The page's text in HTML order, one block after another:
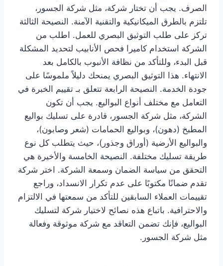
الصرف. يجب أن تختار شركة، مثل شركة الجسور،
تلتزم بالطرق الميكانيكية والتقنية الآمنة. النصيحة الثالثة
تركز على طلب التوثيق البصري للعمل. اطلب من
الشركة استخدام كاميرا فحص الأنابيب لتحديد المشكلة
قبل البدء، وللتأكد من نظافة الأنبوب بالكامل بعد
الانتهاء. هذا التوثيق البصري يمنحك دليلاً ملموسًا على
جودة الخدمة. النصيحة الرابعة تتعلق بـ تقييم الخبرة في
التعامل مع مختلف أنواع البواليع. يجب أن تكون
الشركة، مثل شركة الجسور، قادرة على تسليك بواليع
المطبخ (دهون)، وبواليع الحمامات (شعر وصابون)،
والبواليع الأرضية (أوراق وجذور)، حيث يتطلب كل نوع
طريقة تسليك مختلفة. النصيحة الخامسة والأخيرة هي
التحقق من سياسة الضمان وسمعة الشركة. اختر شركة
تقدم ضمانًا مكتوبًا على عدم تكرار الانسداد، وراجع
تقييمات العملاء السابقين للتأكد من سمعتها في الالتزام
والاحترافية. باتباع هذه نصائح لاختيار شركة لتسليك
البواليع، فإنك تضمن التعاقد مع شركة موثوقة وفعالة
مثل شركة الجسور.